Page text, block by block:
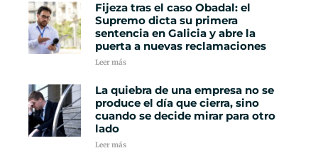
Fijeza tras el caso Obadal: el
Supremo dicta su primera
sentencia en Galicia y abre la
puerta a nuevas reclamaciones
Leer más
La quiebra de una empresa no se
produce el día que cierra, sino
cuando se decide mirar para otro
lado
Leer más